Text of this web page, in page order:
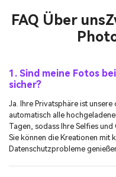
FAQ Über uns
1. Sind meine Fotos
sicher?
Ja. Ihre Privatsphäre ist
automatisch alle
Tagen, sodass Ihre Selfies
Sie können die Kreationen mit
Datenschutzprobleme